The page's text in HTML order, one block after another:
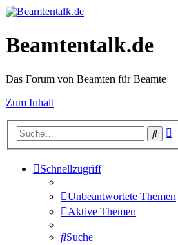
Beamtentalk.de
Das Forum von Beamten für Beamte
Zum Inhalt
Suche
Schnellzugriff
Unbeantwortete Themen
Aktive Themen
Suche